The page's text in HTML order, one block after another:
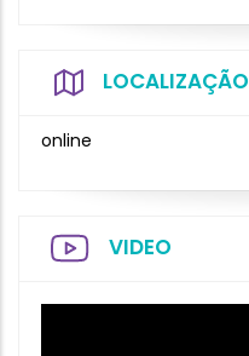
LOCALIZAÇÃO
online
VIDEO